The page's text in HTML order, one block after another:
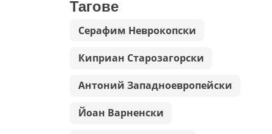
Тагове
Серафим Неврокопски
Киприан Старозагорски
Антоний Западноевропейски
Йоан Варненски